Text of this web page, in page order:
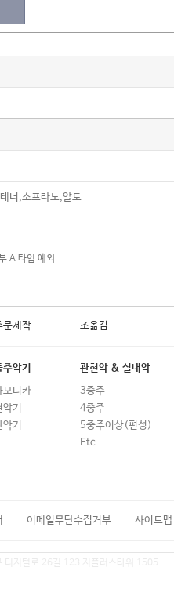
너,소프라노,알토
A 타입 예외
문제작 조옮김
주악기
모니카
악기
악기
관현악 & 실내악
3중주
4중주
5중주이상(편성)
Etc
이메일무단수집거부 사이트맵